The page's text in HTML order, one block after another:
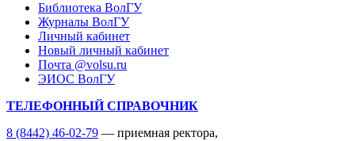
Библиотека ВолГУ
Журналы ВолГУ
Личный кабинет
Новый личный кабинет
Почта @volsu.ru
ЭИОС ВолГУ
ТЕЛЕФОННЫЙ СПРАВОЧНИК
8 (8442) 46-02-79 — приемная ректора,